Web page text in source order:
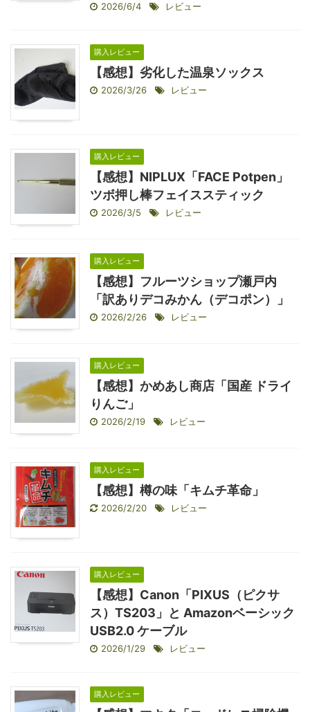
2026/6/4 レビュー
購入レビュー
【感想】劣化した温泉ソックス
2026/3/26 レビュー
購入レビュー
【感想】NIPLUX「FACE Potpen」
ツボ押し棒フェイススティック
2026/3/5 レビュー
購入レビュー
【感想】フルーツショップ瀬戸内
「訳ありデコみかん（デコポン）」
2026/2/26 レビュー
購入レビュー
【感想】かめあし商店「国産 ドライ
りんご」
2026/2/19 レビュー
購入レビュー
【感想】樽の味「キムチ革命」
2026/2/20 レビュー
購入レビュー
【感想】Canon「PIXUS（ピクサ
ス）TS203」と Amazonベーシック
USB2.0 ケーブル
2026/1/29 レビュー
購入レビュー